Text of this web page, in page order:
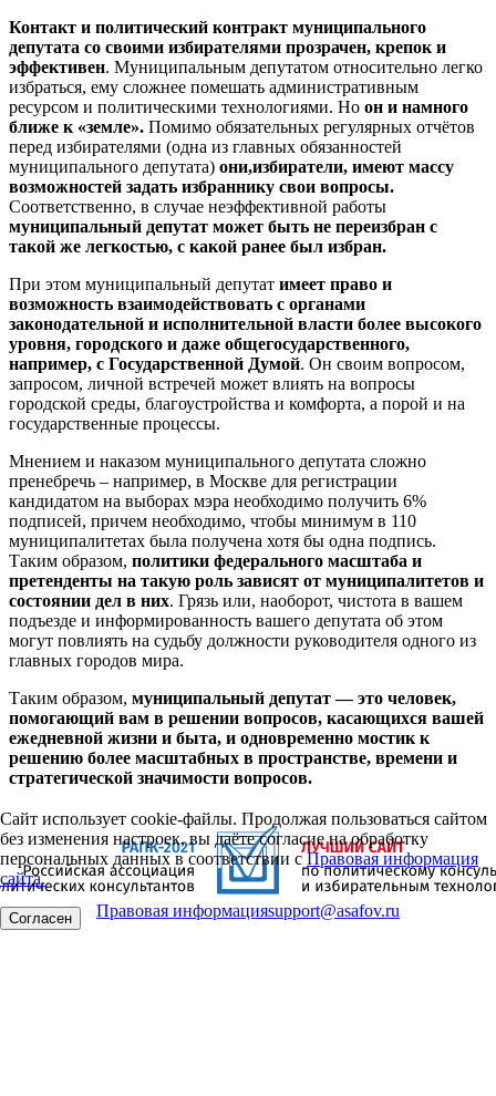
Контакт и политический контракт муниципального
депутата со своими избирателями прозрачен, крепок и
эффективен. Муниципальным депутатом относительно легко
избраться, ему сложнее помешать административным
ресурсом и политическими технологиями. Но он и намного
ближе к «земле». Помимо обязательных регулярных отчётов
перед избирателями (одна из главных обязанностей
муниципального депутата) они,избиратели, имеют массу
возможностей задать избраннику свои вопросы.
Соответственно, в случае неэффективной работы
муниципальный депутат может быть не переизбран с
такой же легкостью, с какой ранее был избран.
При этом муниципальный депутат имеет право и
возможность взаимодействовать с органами
законодательной и исполнительной власти более высокого
уровня, городского и даже общегосударственного,
например, с Государственной Думой. Он своим вопросом,
запросом, личной встречей может влиять на вопросы
городской среды, благоустройства и комфорта, а порой и на
государственные процессы.
Мнением и наказом муниципального депутата сложно
пренебречь – например, в Москве для регистрации
кандидатом на выборах мэра необходимо получить 6%
подписей, причем необходимо, чтобы минимум в 110
муниципалитетах была получена хотя бы одна подпись.
Таким образом, политики федерального масштаба и
претенденты на такую роль зависят от муниципалитетов и
состоянии дел в них. Грязь или, наоборот, чистота в вашем
подъезде и информированность вашего депутата об этом
могут повлиять на судьбу должности руководителя одного из
главных городов мира.
Таким образом, муниципальный депутат — это человек,
помогающий вам в решении вопросов, касающихся вашей
ежедневной жизни и быта, и одновременно мостик к
решению более масштабных в пространстве, времени и
стратегической значимости вопросов.
Сайт использует cookie-файлы. Продолжая пользоваться сайтом
без изменения настроек, вы даёте согласие на обработку
персональных данных в соответствии сПравовая информация
сайта.
Согласен Правовая информацияsupport@asafov.ru